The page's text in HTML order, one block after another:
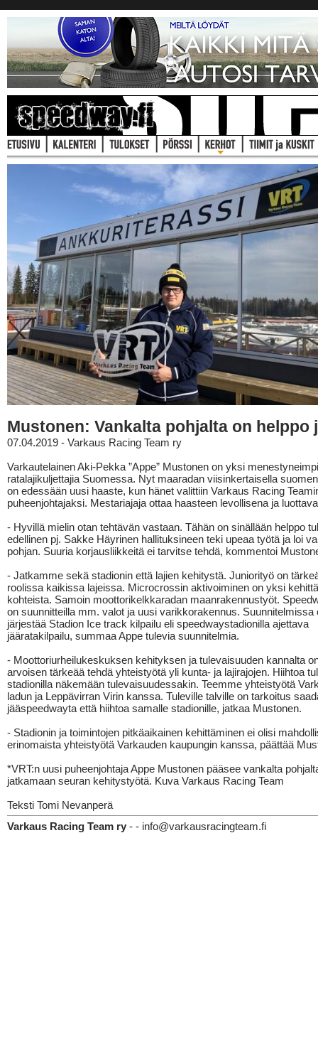
Mustonen: Vankalta pohjalta on helppo
07.04.2019 - Varkaus Racing Team ry
Varkautelainen Aki-Pekka ”Appe” Mustonen on yksi
ratalajikuljettajia Suomessa. Nyt maaradan viisinkertaisella
on edessään uusi haaste, kun hänet valittiin Varkaus Racing
puheenjohtajaksi. Mestariajaja ottaa haasteen levollisena ja
- Hyvillä mielin otan tehtävän vastaan. Tähän on sinällään helppo
edellinen pj. Sakke Häyrinen hallituksineen teki upeaa työtä ja loi
pohjan. Suuria korjausliikkeitä ei tarvitse tehdä, kommentoi
- Jatkamme sekä stadionin että lajien kehitystä. Juniorityö on
roolissa kaikissa lajeissa. Microcrossin aktivoiminen on yksi
kohteista. Samoin moottorikelkkaradan maanrakennustyöt.
on suunnitteilla mm. valot ja uusi varikkorakennus. Suunnitelmissa
järjestää Stadion Ice track kilpailu eli speedwaystadionilla ajettava
jääratakilpailu, summaa Appe tulevia suunnitelmia.
- Moottoriurheilukeskuksen kehityksen ja tulevaisuuden kannalta
arvoisen tärkeää tehdä yhteistyötä yli kunta- ja lajirajojen. Hiihtoa
stadionilla näkemään tulevaisuudessakin. Teemme yhteistyötä
ladun ja Leppävirran Virin kanssa. Tuleville talville on tarkoitus
jääspeedwayta että hiihtoa samalle stadionille, jatkaa Mustonen.
- Stadionin ja toimintojen pitkäaikainen kehittäminen ei olisi
erinomaista yhteistyötä Varkauden kaupungin kanssa, päättää
*VRT:n uusi puheenjohtaja Appe Mustonen pääsee vankalta
jatkamaan seuran kehitystyötä. Kuva Varkaus Racing Team
Teksti Tomi Nevanperä
Varkaus Racing Team ry - - info@varkausracingteam.fi